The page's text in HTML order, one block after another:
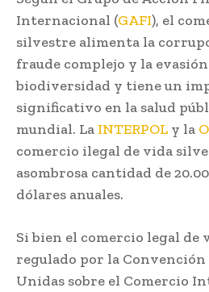
Internacional (GAFI), el
silvestre alimenta la
fraude complejo y la
biodiversidad y tiene un
significativo en la salud
mundial. La INTERPOL y la
comercio ilegal de vida
asombrosa cantidad de
dólares anuales.
Si bien el comercio legal de
regulado por la Convención
Unidas sobre el Comercio